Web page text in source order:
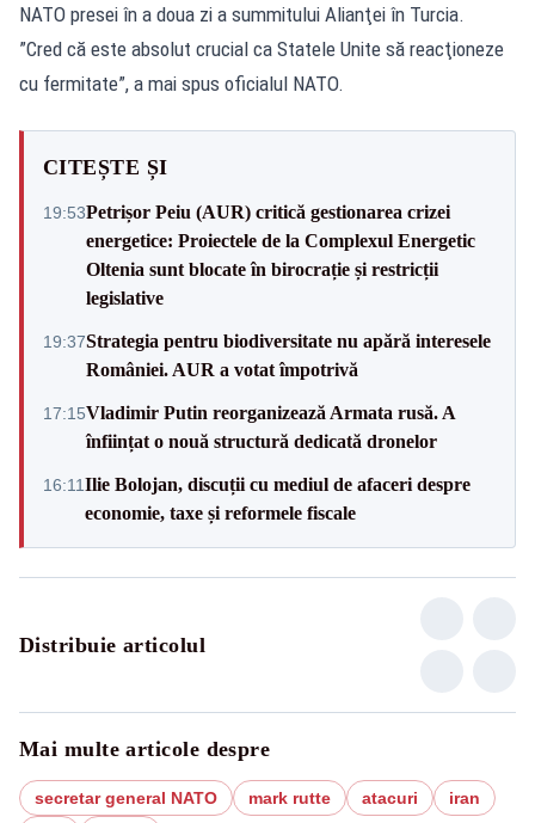
NATO presei în a doua zi a summitului Alianţei în Turcia.
”Cred că este absolut crucial ca Statele Unite să reacţioneze
cu fermitate”, a mai spus oficialul NATO.
CITEȘTE ȘI
19:53Petrișor Peiu (AUR) critică gestionarea crizei
energetice: Proiectele de la Complexul Energetic
Oltenia sunt blocate în birocrație și restricții
legislative
19:37Strategia pentru biodiversitate nu apără interesele
României. AUR a votat împotrivă
17:15Vladimir Putin reorganizează Armata rusă. A
înființat o nouă structură dedicată dronelor
16:11Ilie Bolojan, discuții cu mediul de afaceri despre
economie, taxe și reformele fiscale
Distribuie articolul
Mai multe articole despre
secretar general NATO mark rutte atacuri
iran